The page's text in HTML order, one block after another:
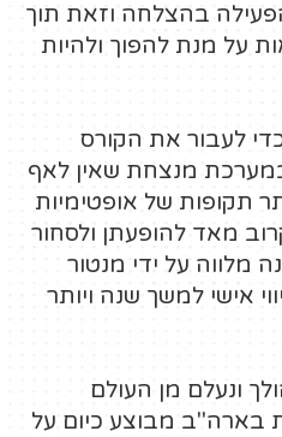
בהצלחה וזאת תוך
על מנת להפוך ולהיות
לעבור את הקורס
מנצחת שאין לאף
תקופות של אופטימיות
מאד להופעתן ולסחור
מלווה על ידי מנטור
אישי למשך שנה ויותר
ונעלם מן העולם
בארה"ב מבוצע כיום על